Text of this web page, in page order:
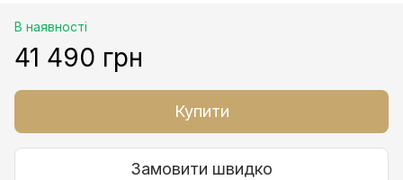
В наявності
41 490 грн
Купити
Замовити швидко